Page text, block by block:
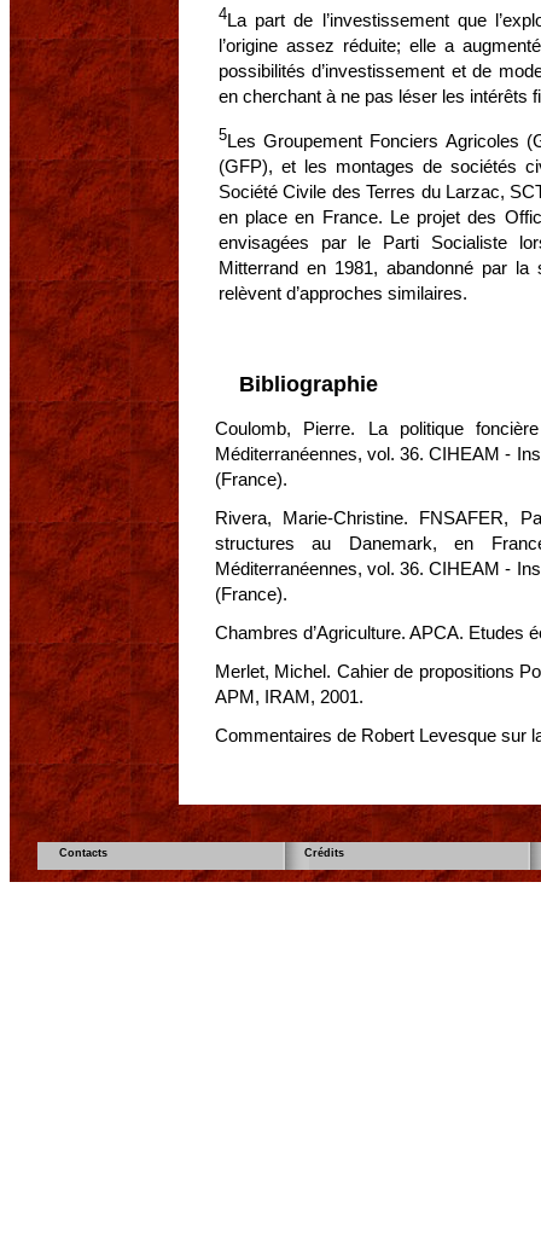
4La part de l’investissement que
l’origine assez réduite; elle a
possibilités d’investissement et de
en cherchant à ne pas léser les intérêts
5Les Groupement Fonciers Agricoles
(GFP), et les montages de sociétés
Société Civile des Terres du Larzac,
en place en France. Le projet des
envisagées par le Parti Socialiste
Mitterrand en 1981, abandonné par
relèvent d’approches similaires.
Bibliographie
Coulomb, Pierre. La politique
Méditerranéennes, vol. 36. CIHEAM -
(France).
Rivera, Marie-Christine. FNSAFER,
structures au Danemark, en
Méditerranéennes, vol. 36. CIHEAM -
(France).
Chambres d’Agriculture. APCA. Etudes
Merlet, Michel. Cahier de propositions
APM, IRAM, 2001.
Commentaires de Robert Levesque sur
Contacts Crédits